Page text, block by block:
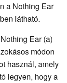
a Nothing Ear
látható.
Ear (a)
módon
használ, amely
legyen, hogy a